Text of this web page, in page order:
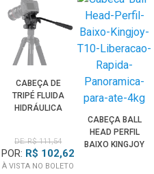
CABEÇA DE
TRIPÉ FLUIDA
HIDRÁULICA
VÍDEO ATÉ 2KG
DE: R$ 111,54
POR: R$ 102,62
À VISTA NO BOLETO
CABEÇA BALL
HEAD PERFIL
BAIXO KINGJOY